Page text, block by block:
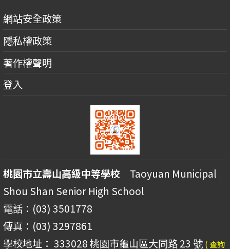
網站安全政策
隱私權政策
著作權聲明
登入
桃園市立壽山高級中等學校 Taoyuan Municipal
Shou Shan Senior High School
電話：(03) 3501778
傳真：(03) 3297861
學校地址： 333028 桃園市龜山區大同路 23 號 ( 查詢